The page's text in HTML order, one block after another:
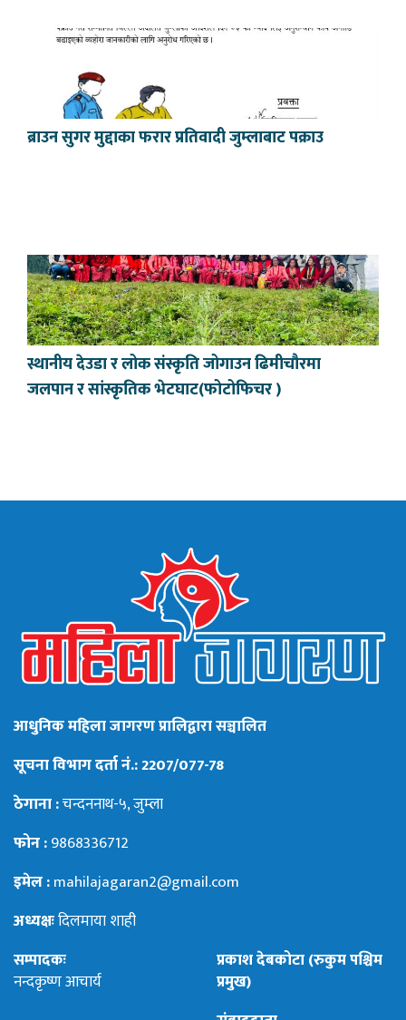
ब्राउन सुगर मुद्दाका फरार प्रतिवादी जुम्लाबाट पक्राउ
स्थानीय देउडा र लोक संस्कृति जोगाउन ढिमीचौरमा
जलपान र सांस्कृतिक भेटघाट(फोटोफिचर )
आधुनिक महिला जागरण प्रालिद्वारा सञ्चालित
सूचना विभाग दर्ता नं.: 2207/077-78
ठेगाना :चन्दननाथ-५, जुम्ला
फोन :9868336712
इमेल :mahilajagaran2@gmail.com
अध्यक्षःदिलमाया शाही
सम्पादकः
नन्दकृष्ण आचार्य
प्रकाश देबकोटा (रुकुम पश्चिम
प्रमुख)